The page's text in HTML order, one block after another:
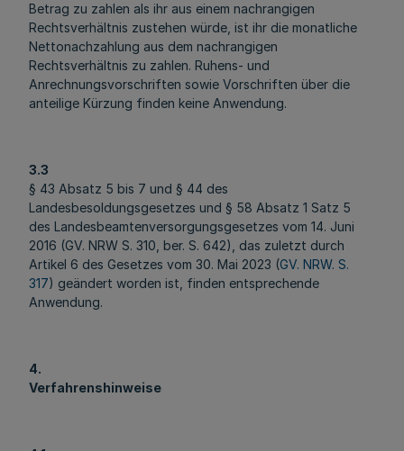
Betrag zu zahlen als ihr aus einem nachrangigen
Rechtsverhältnis zustehen würde, ist ihr die monatliche
Nettonachzahlung aus dem nachrangigen
Rechtsverhältnis zu zahlen. Ruhens- und
Anrechnungsvorschriften sowie Vorschriften über die
anteilige Kürzung finden keine Anwendung.
3.3
§ 43 Absatz 5 bis 7 und § 44 des
Landesbesoldungsgesetzes und § 58 Absatz 1 Satz 5
des Landesbeamtenversorgungsgesetzes vom 14. Juni
2016 (GV. NRW S. 310, ber. S. 642), das zuletzt durch
Artikel 6 des Gesetzes vom 30. Mai 2023 (GV. NRW. S.
317) geändert worden ist, finden entsprechende
Anwendung.
4.
Verfahrenshinweise